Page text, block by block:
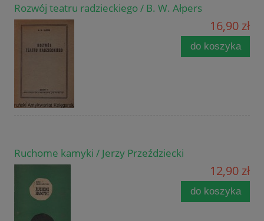
Rozwój teatru radzieckiego / B. W. Ałpers
16,90 zł
do koszyka
Ruchome kamyki / Jerzy Przeździecki
12,90 zł
do koszyka